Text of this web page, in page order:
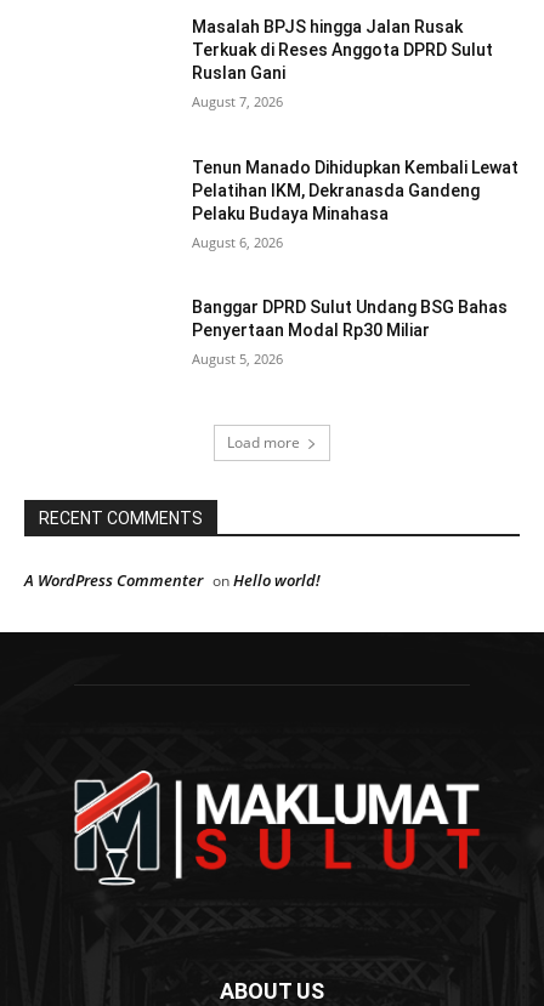
Masalah BPJS hingga Jalan Rusak
Terkuak di Reses Anggota DPRD Sulut
Ruslan Gani
August 7, 2026
Tenun Manado Dihidupkan Kembali Lewat
Pelatihan IKM, Dekranasda Gandeng
Pelaku Budaya Minahasa
August 6, 2026
Banggar DPRD Sulut Undang BSG Bahas
Penyertaan Modal Rp30 Miliar
August 5, 2026
Load more
RECENT COMMENTS
A WordPress Commenter onHello world!
ABOUT US